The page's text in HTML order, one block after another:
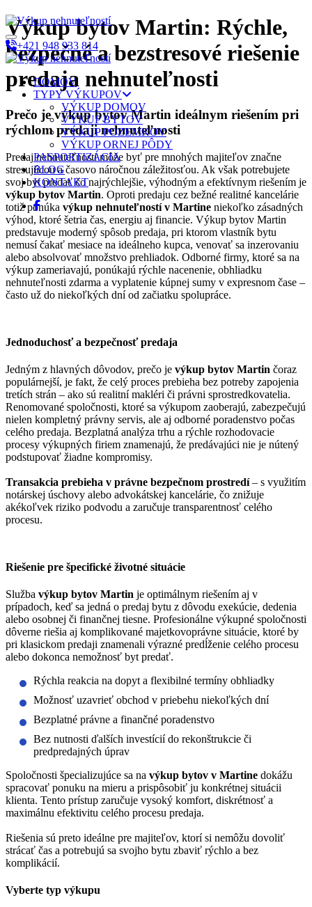
+421 948 933 814
DOMOV
TYPY VÝKUPOV
VÝKUP DOMOV
VÝKUP BYTOV
VÝKUP POZEMKOV
VÝKUP ORNEJ PÔDY
PASPORTIZÁCIA
BLOG
KONTAKT
Výkup bytov Martin: Rýchle,
bezpečné a bezstresové riešenie
predaja nehnuteľnosti
Prečo je výkup bytov Martin ideálnym riešením pri
rýchlom predaji nehnuteľnosti
Predaj nehnuteľnosti môže byť pre mnohých majiteľov značne
stresujúcou a časovo náročnou záležitosťou. Ak však potrebujete
svoj byt predať čo najrýchlejšie, výhodným a efektívnym riešením je
výkup bytov Martin. Oproti predaju cez bežné realitné kancelárie
totiž ponúka výkup nehnuteľností v Martine niekoľko zásadných
výhod, ktoré šetria čas, energiu aj financie. Výkup bytov Martin
predstavuje moderný spôsob predaja, pri ktorom vlastník bytu
nemusí čakať mesiace na ideálneho kupca, venovať sa inzerovaniu
alebo absolvovať množstvo prehliadok. Odborné firmy, ktoré sa na
výkup zameriavajú, ponúkajú rýchle nacenenie, obhliadku
nehnuteľnosti zdarma a vyplatenie kúpnej sumy v expresnom čase –
často už do niekoľkých dní od začiatku spolupráce.
Jednoduchosť a bezpečnosť predaja
Jedným z hlavných dôvodov, prečo je výkup bytov Martin čoraz
populárnejší, je fakt, že celý proces prebieha bez potreby zapojenia
tretích strán – ako sú realitní makléri či právni sprostredkovatelia.
Renomované spoločnosti, ktoré sa výkupom zaoberajú, zabezpečujú
nielen kompletný právny servis, ale aj odborné poradenstvo počas
celého predaja. Bezplatná analýza trhu a rýchle rozhodovacie
procesy výkupných firiem znamenajú, že predávajúci nie je nútený
podstupovať žiadne kompromisy.
Transakcia prebieha v právne bezpečnom prostredí– s využitím
notárskej úschovy alebo advokátskej kancelárie, čo znižuje
akékoľvek riziko podvodu a zaručuje transparentnosť celého
procesu.
Riešenie pre špecifické životné situácie
Služba výkup bytov Martin je optimálnym riešením aj v
prípadoch, keď sa jedná o predaj bytu z dôvodu exekúcie, dedenia
alebo osobnej či finančnej tiesne. Profesionálne výkupné spoločnosti
dôverne riešia aj komplikované majetkovoprávne situácie, ktoré by
pri klasickom predaji znamenali výrazné predĺženie celého procesu
alebo dokonca nemožnosť byt predať.
Rýchla reakcia na dopyt a flexibilné termíny obhliadky
Možnosť uzavrieť obchod v priebehu niekoľkých dní
Bezplatné právne a finančné poradenstvo
Bez nutnosti ďalších investícií do rekonštrukcie či
predpredajných úprav
Spoločnosti špecializujúce sa na výkup bytov v Martine dokážu
spracovať ponuku na mieru a prispôsobiť ju konkrétnej situácii
klienta. Tento prístup zaručuje vysoký komfort, diskrétnosť a
maximálnu efektivitu celého procesu predaja.
Riešenia sú preto ideálne pre majiteľov, ktorí si nemôžu dovoliť
strácať čas a potrebujú sa svojho bytu zbaviť rýchlo a bez
komplikácií.
Vyberte typ výkupu